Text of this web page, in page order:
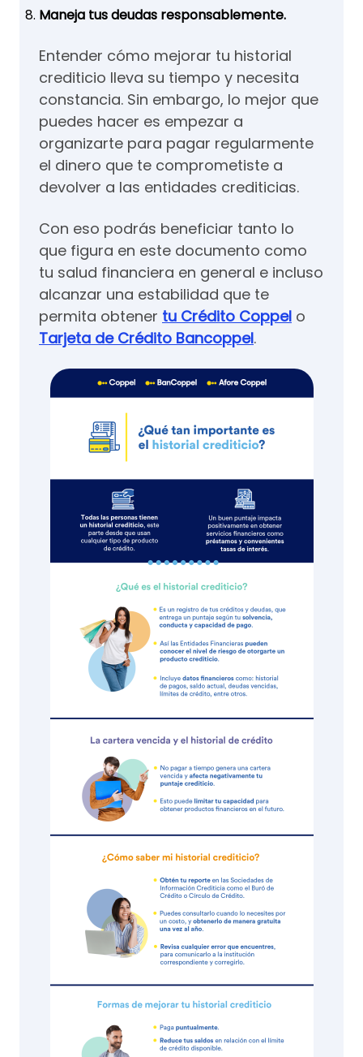
Maneja tus deudas responsablemente.
Entender cómo mejorar tu historial
crediticio lleva su tiempo y necesita
constancia. Sin embargo, lo mejor que
puedes hacer es empezar a
organizarte para pagar regularmente
el dinero que te comprometiste a
devolver a las entidades crediticias.
Con eso podrás beneficiar tanto lo
que figura en este documento como
tu salud financiera en general e incluso
alcanzar una estabilidad que te
permita obtener tu Crédito Coppel o
Tarjeta de Crédito Bancoppel.